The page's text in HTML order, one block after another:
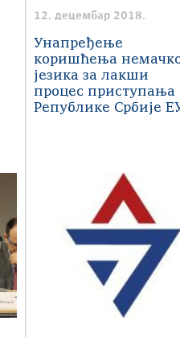
12. децембар 2018.
Унапређење
коришћења
језика за лакши
процес приступања
Републике Србије